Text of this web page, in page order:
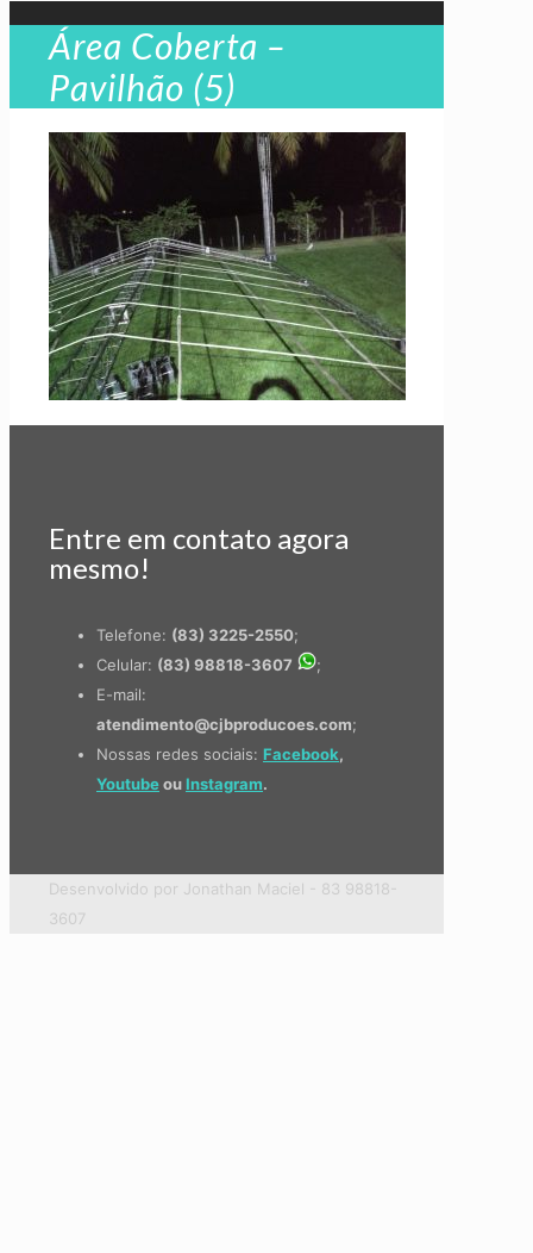
Área Coberta –
Pavilhão (5)
Entre em contato agora
mesmo!
Telefone: (83) 3225-2550;
Celular: (83) 98818-3607
;
E-mail:
atendimento@cjbproducoes.com;
Nossas redes sociais: Facebook,
Youtubeou Instagram.
Desenvolvido por Jonathan Maciel - 83 98818-
3607